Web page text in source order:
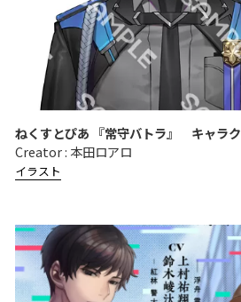
ねくすとぴあ 『常守バトラ』 キャラ
Creator : 本田ロアロ
イラスト